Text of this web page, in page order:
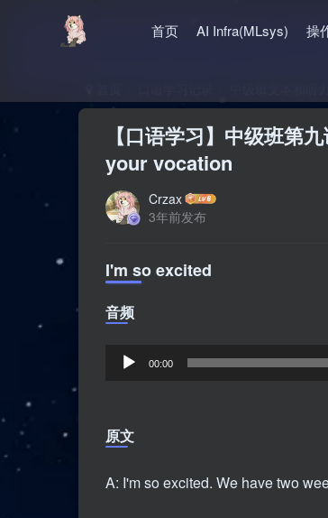
首页 AI Infra(MLsys) 操
【口语学习】中级班
your vocation
Crzax
3年前发布
I'm so excited
音频
放
器
00:00
原文
A: I'm so excited. We have two